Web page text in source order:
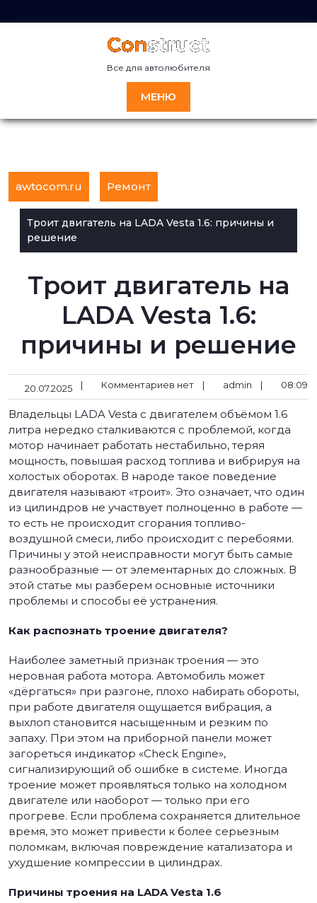
к
Все для автолюбителя
МЕНЮ
awtocom.ru Ремонт
Троит двигатель на LADA Vesta 1.6: причины и
решение
Троит двигатель на
LADA Vesta 1.6:
причины и решение
20.07.2025 | Комментариев нет | admin | 08:09
Владельцы LADA Vesta с двигателем объёмом 1.6
литра нередко сталкиваются с проблемой, когда
мотор начинает работать нестабильно, теряя
мощность, повышая расход топлива и вибрируя на
холостых оборотах. В народе такое поведение
двигателя называют «троит». Это означает, что один
из цилиндров не участвует полноценно в работе —
то есть не происходит сгорания топливо-
воздушной смеси, либо происходит с перебоями.
Причины у этой неисправности могут быть самые
разнообразные — от элементарных до сложных. В
этой статье мы разберем основные источники
проблемы и способы её устранения.
Как распознать троение двигателя?
Наиболее заметный признак троения — это
неровная работа мотора. Автомобиль может
«дёргаться» при разгоне, плохо набирать обороты,
при работе двигателя ощущается вибрация, а
выхлоп становится насыщенным и резким по
запаху. При этом на приборной панели может
загореться индикатор «Check Engine»,
сигнализирующий об ошибке в системе. Иногда
троение может проявляться только на холодном
двигателе или наоборот — только при его
прогреве. Если проблема сохраняется длительное
время, это может привести к более серьезным
поломкам, включая повреждение катализатора и
ухудшение компрессии в цилиндрах.
Причины троения на LADA Vesta 1.6